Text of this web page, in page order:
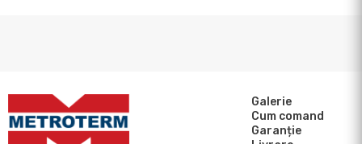
Galerie
Cum comand
Garanție